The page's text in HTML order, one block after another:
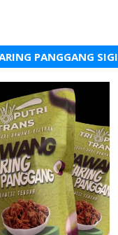
PANGGANG